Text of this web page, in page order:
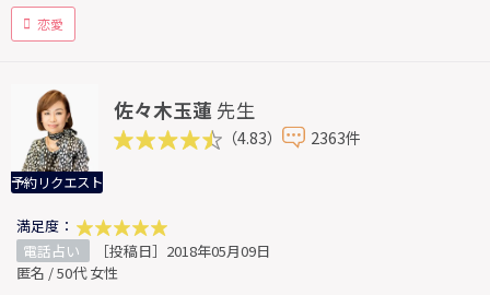
恋愛
予約リクエスト
佐々木玉蓮 先生
（4.83） 2363件
満足度：
電話占い
［投稿日］2018年05月09日
匿名 / 50代 女性